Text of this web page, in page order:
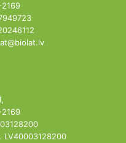
2169
2169
LV40003128200